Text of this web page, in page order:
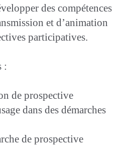
des compétences
et d’animation
participatives.
:
de prospective
dans des démarches
de prospective